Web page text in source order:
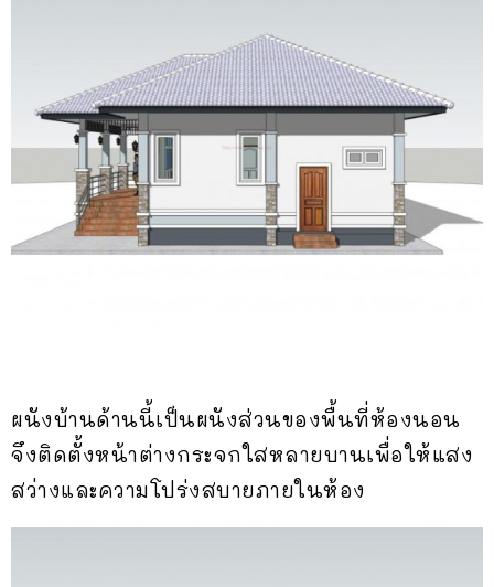
ผนังบ้านด้านนี้เป็นผนังส่วนของพื้นที่ห้องนอน
จึงติดตั้งหน้าต่างกระจกใสหลายบานเพื่อให้แสง
สว่างและความโปร่งสบายภายในห้อง